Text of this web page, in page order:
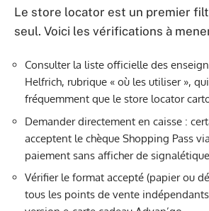
Le store locator est un premier
seul. Voici les vérifications à
Consulter la liste officielle des
Helfrich, rubrique « où les utiliser »,
fréquemment que le store locator
Demander directement en caisse :
acceptent le chèque Shopping Pass
paiement sans afficher de
Vérifier le format accepté (papier ou
tous les points de vente